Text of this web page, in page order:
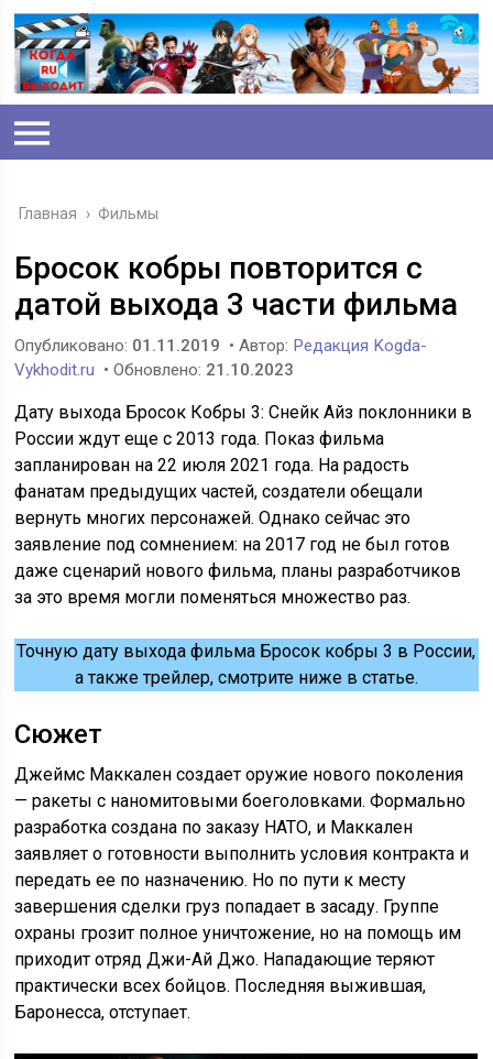
Главная › Фильмы
Бросок кобры повторится с
датой выхода 3 части фильма
Опубликовано: 01.11.2019 • Автор: Редакция Kogda-
Vykhodit.ru • Обновлено: 21.10.2023
Дату выхода Бросок Кобры 3: Снейк Айз поклонники в
России ждут еще с 2013 года. Показ фильма
запланирован на 22 июля 2021 года. На радость
фанатам предыдущих частей, создатели обещали
вернуть многих персонажей. Однако сейчас это
заявление под сомнением: на 2017 год не был готов
даже сценарий нового фильма, планы разработчиков
за это время могли поменяться множество раз.
Точную дату выхода фильма Бросок кобры 3 в России,
а также трейлер, смотрите ниже в статье.
Сюжет
Джеймс Маккален создает оружие нового поколения
— ракеты с наномитовыми боеголовками. Формально
разработка создана по заказу НАТО, и Маккален
заявляет о готовности выполнить условия контракта и
передать ее по назначению. Но по пути к месту
завершения сделки груз попадает в засаду. Группе
охраны грозит полное уничтожение, но на помощь им
приходит отряд Джи-Ай Джо. Нападающие теряют
практически всех бойцов. Последняя выжившая,
Баронесса, отступает.